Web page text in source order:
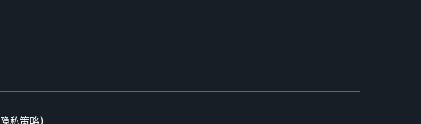
隐私策略)